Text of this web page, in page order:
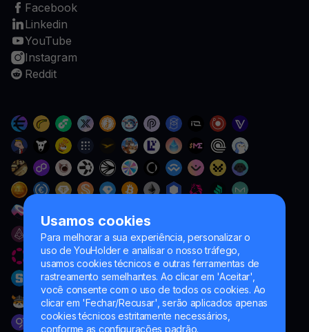
Usamos cookies
Para melhorar a sua experiência, personalizar o
uso de YouHolder e analisar o nosso tráfego,
usamos cookies técnicos e outras ferramentas de
rastreamento semelhantes. Ao clicar em 'Aceitar',
você consente com o uso de todos os cookies. Ao
clicar em 'Fechar/Recusar', serão aplicados apenas
cookies técnicos estritamente necessários,
conforme as configurações padrão.
Facebook
Linkedin
YouTube
Instagram
Reddit